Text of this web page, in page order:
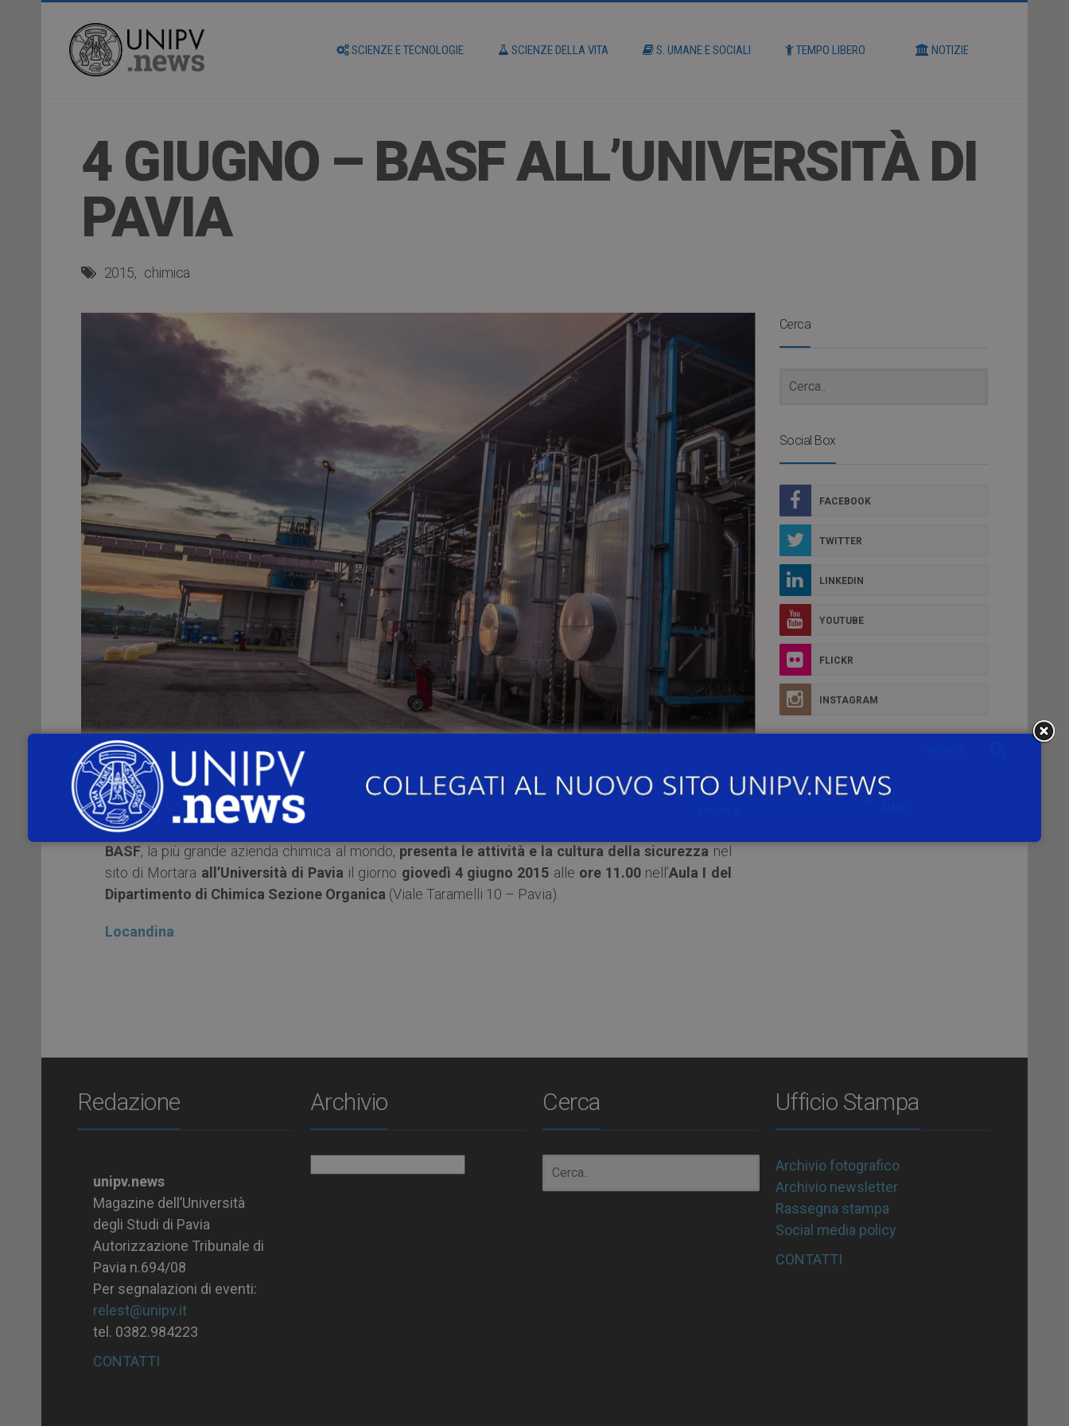
SCIENZE E TECNOLOGIE SCIENZE DELLA VITA S. UMANE E SOCIALI TEMPO LIBERO NOTIZIE
4 GIUGNO – BASF ALL’UNIVERSITÀ DI
PAVIA
2015 chimica
BASF, la più grande azienda chimica al mondo, presenta le attività e la cultura della sicurezza nel
sito di Mortara all’Università di Pavia il giorno giovedì 4 giugno 2015 alle ore 11.00nell’Aula I del
Dipartimento di Chimica Sezione Organica (Viale Taramelli 10 – Pavia).
Locandina
Cerca
Social Box
FACEBOOK
TWITTER
LINKEDIN
YOUTUBE
FLICKR
INSTAGRAM
Redazione
unipv.news
Magazine dell’Università
degli Studi di Pavia
Autorizzazione Tribunale di
Pavia n.694/08
Per segnalazioni di eventi:
relest@unipv.it
tel. 0382.984223
CONTATTI
Archivio Cerca Ufficio Stampa
Archivio fotografico
Archivio newsletter
Rassegna stampa
Social media policy
CONTATTI